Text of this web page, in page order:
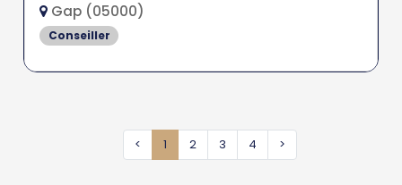
Gap (05000)
Conseiller
< 1 2 3 4 >